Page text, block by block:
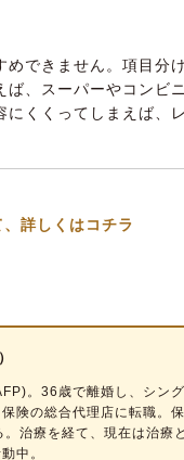
できません。項目分
、スーパーやコンビ
くくってしまえば、
詳しくはコチラ
。36歳で離婚し、シン
険の総合代理店に転職。
治療を経て、現在は治療
中。